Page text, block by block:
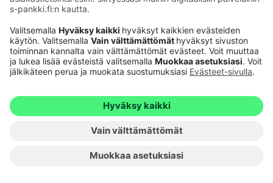
Markkinanousu jatkuu
#Säästäminen ja sijoittaminen